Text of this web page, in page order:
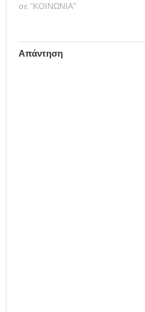
σε "ΚΟΙΝΩΝΙΑ"
Απάντηση